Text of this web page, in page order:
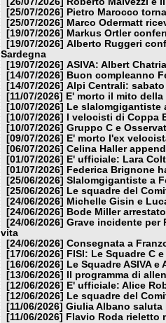
[25/07/2026]
Pietro Marocco
[25/07/2026] Marco Odermatt
[19/07/2026] Markus Ortler
[19/07/2026] Alberto Ruggeri
Sardegna
[19/07/2026] ASIVA: Albert
[14/07/2026]
Buon compleanno
[14/07/2026] Alpi Centrali:
[11/07/2026]
E' morto il mito
[10/07/2026]
Le
[10/07/2026]
I velocisti di Coppa
[10/07/2026] Gruppo C e
[09/07/2026]
E' morto l'ex
[06/07/2026] Celina Haller
[01/07/2026]
E' ufficiale: Lara
[01/07/2026]
Federica Brignone
[25/06/2026] Slalomgigantiste a
[25/06/2026]
Le squadre del
[24/06/2026] Michelle Gisin e
[24/06/2026]
Bode Miller
[24/06/2026] Grave incidente per
vita
[24/06/2026] Consegnata a
[17/06/2026]
FISI: Le Squadre C
[16/06/2026]
Le Squadre ASIVA
[13/06/2026]
Il programma di
[12/06/2026]
E' ufficiale: Alice
[12/06/2026]
Le squadre del
[11/06/2026] Giulia Albano saluta
[11/06/2026]
Flavio Roda rieletto